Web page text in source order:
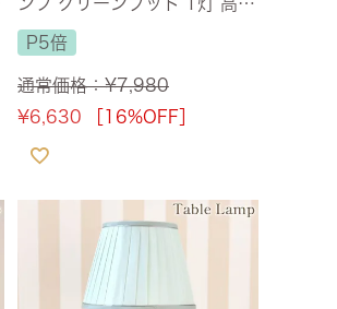
34cm 【送料無料】
P5倍
通常価格：¥7,980
¥6,630 ［16%OFF］